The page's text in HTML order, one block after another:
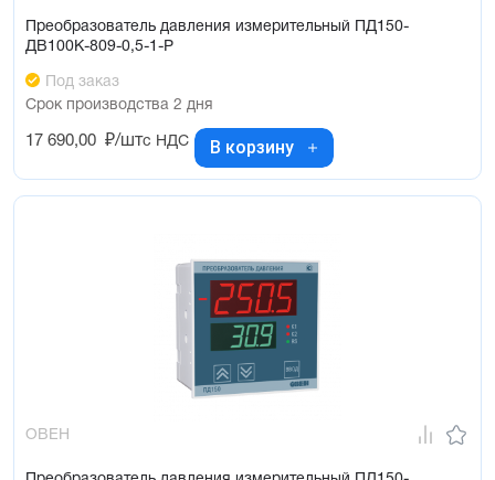
Преобразователь давления измерительный ПД150-
ДВ100К-809-0,5-1-Р
Под заказ
Срок производства 2 дня
17 690,00 ₽/штс НДС В корзину
ОВЕН